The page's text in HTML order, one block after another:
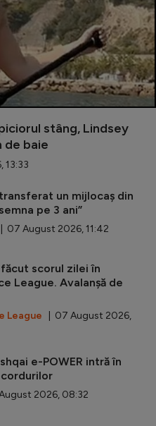
stâng, Lindsey
de baie
13:33
un mijlocaș din
pe 3 ani”
| 07 August 2026, 11:42
scorul zilei în
League. Avalanșă de
League | 07 August 2026,
e-POWER intră în
2026, 08:32